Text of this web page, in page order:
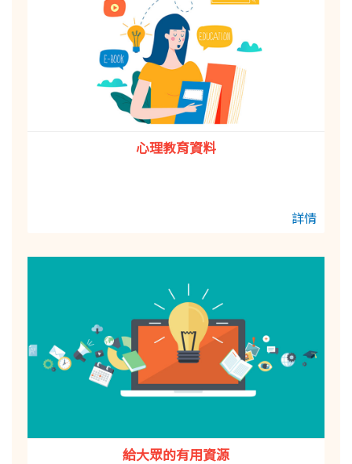
心理教育資料
詳情
給大眾的有用資源